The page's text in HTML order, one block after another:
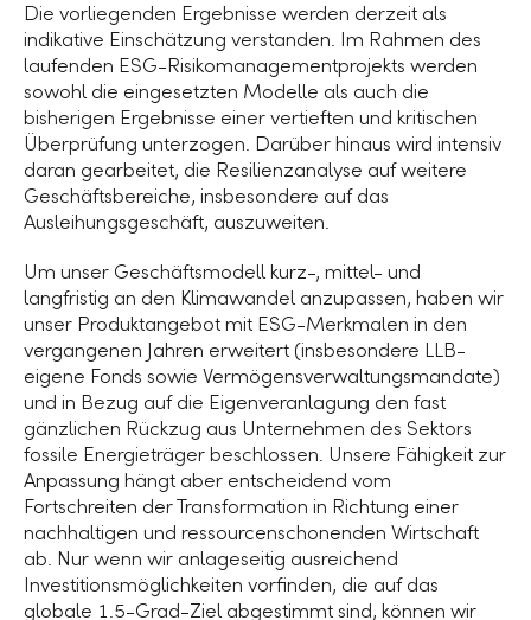
Die vorliegenden Ergebnisse werden derzeit als
indikative Einschätzung verstanden. Im Rahmen des
laufenden ESG-Risikomanagementprojekts werden
sowohl die eingesetzten Modelle als auch die
bisherigen Ergebnisse einer vertieften und kritischen
Überprüfung unterzogen. Darüber hinaus wird intensiv
daran gearbeitet, die Resilienzanalyse auf weitere
Geschäftsbereiche, insbesondere auf das
Ausleihungsgeschäft, auszuweiten.
Um unser Geschäftsmodell kurz-, mittel- und
langfristig an den Klimawandel anzupassen, haben wir
unser Produktangebot mit ESG-Merkmalen in den
vergangenen Jahren erweitert (insbesondere LLB-
eigene Fonds sowie Vermögensverwaltungsmandate)
und in Bezug auf die Eigenveranlagung den fast
gänzlichen Rückzug aus Unternehmen des Sektors
fossile Energieträger beschlossen. Unsere Fähigkeit zur
Anpassung hängt aber entscheidend vom
Fortschreiten der Transformation in Richtung einer
nachhaltigen und ressourcenschonenden Wirtschaft
ab. Nur wenn wir anlageseitig ausreichend
Investitionsmöglichkeiten vorfinden, die auf das
globale 1.5-Grad-Ziel abgestimmt sind, können wir